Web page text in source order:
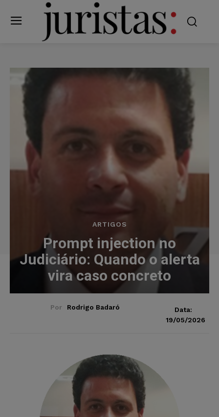
ARTIGOS
Prompt injection no
Judiciário: Quando o alerta
vira caso concreto
Por Rodrigo Badaró
Data:
19/05/2026